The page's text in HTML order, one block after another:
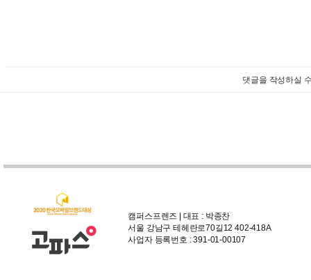
댓글을 작성하실
캠퍼스프렌즈 | 대표 : 박종찬
서울 강남구 테헤란로70길12 402-418A
사업자 등록번호 : 391-01-00107